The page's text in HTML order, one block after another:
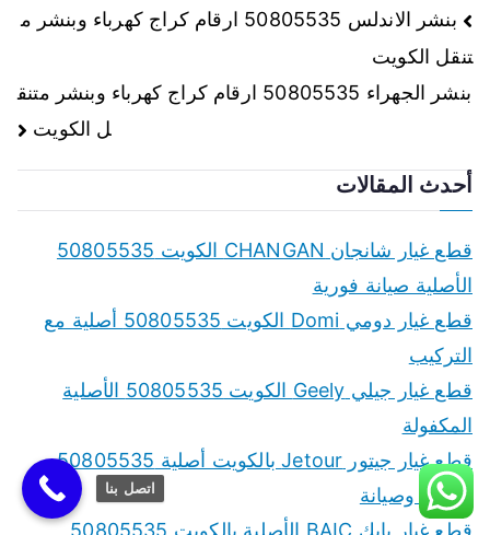
تصفّح
المقالات
بنشر الاندلس 50805535 ارقام كراج كهرباء وبنشر م
تنقل الكويت
بنشر الجهراء 50805535 ارقام كراج كهرباء وبنشر متنق
ل الكويت
أحدث المقالات
قطع غيار شانجان CHANGAN الكويت 50805535
الأصلية صيانة فورية
قطع غيار دومي Domi الكويت 50805535 أصلية مع
التركيب
قطع غيار جيلي Geely الكويت 50805535 الأصلية
المكفولة
قطع غيار جيتور Jetour بالكويت أصلية 50805535
تركيب وصيانة
قطع غيار بايك BAIC الأصلية بالكويت 50805535
اتصل بنا